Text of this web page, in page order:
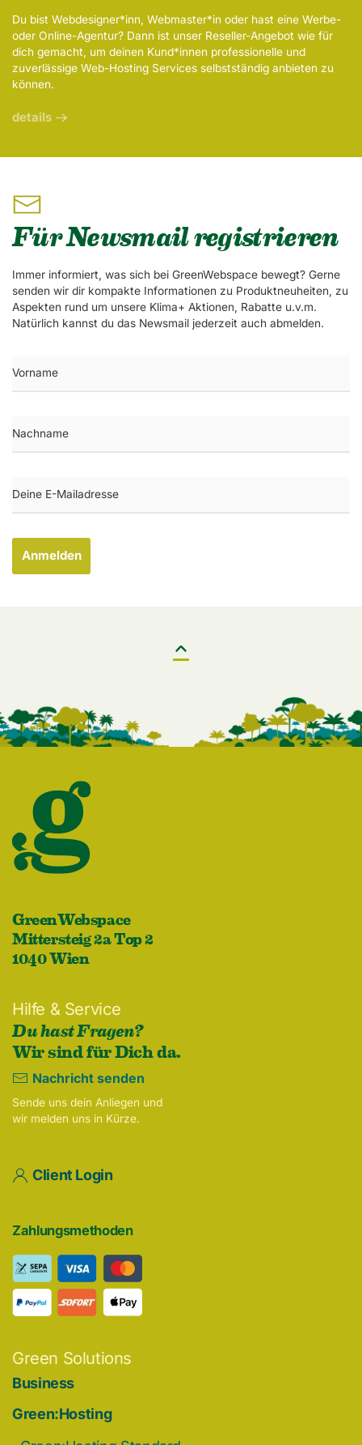
Du bist Webdesigner*inn, Webmaster*in oder hast eine Werbe-
oder Online-Agentur? Dann ist unser Reseller-Angebot wie für
dich gemacht, um deinen Kund*innen professionelle und
zuverlässige Web-Hosting Services selbstständig anbieten zu
können.
details
Für Newsmail registrieren
Immer informiert, was sich bei GreenWebspace bewegt? Gerne
senden wir dir kompakte Informationen zu Produktneuheiten, zu
Aspekten rund um unsere Klima+ Aktionen, Rabatte u.v.m.
Natürlich kannst du das Newsmail jederzeit auch abmelden.
Anmelden
GreenWebspace
Mittersteig 2a Top 2
1040 Wien
Hilfe & Service
Du hast Fragen?
Wir sind für Dich da.
Nachricht senden
Sende uns dein Anliegen und
wir melden uns in Kürze.
Client Login
Zahlungsmethoden
Green Solutions
Business
Green:Hosting